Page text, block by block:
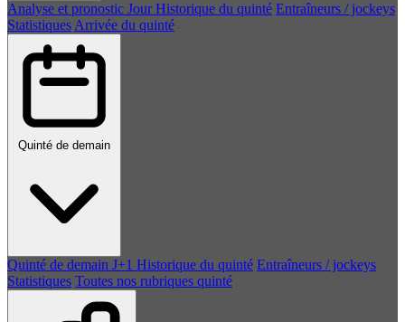
Analyse et pronostic Jour Historique du quinté Entraîneurs / jockeys
Statistiques Arrivée du quinté
Quinté de demain
Quinté de demain J+1 Historique du quinté Entraîneurs / jockeys
Statistiques Toutes nos rubriques quinté